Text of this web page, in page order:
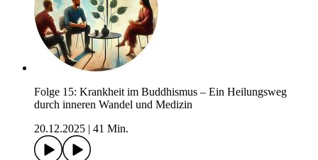
Folge 15: Krankheit im Buddhismus – Ein Heilungsweg
durch inneren Wandel und Medizin
20.12.2025
41 Min.